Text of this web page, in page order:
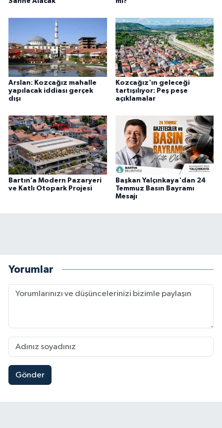
Arslan: Kozcağız mahalle
yapılacak iddiası gerçek
dışı
Kozcağız'ın geleceği
tartışılıyor: Peş peşe
açıklamalar
Bartın’a Modern Pazaryeri
ve Katlı Otopark Projesi
Başkan Yalçınkaya'dan 24
Temmuz Basın Bayramı
Mesajı
Yorumlar
Gönder